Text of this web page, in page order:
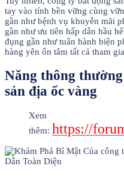
tay vào tính bền vững cùng
gần như bệnh vụ khuyễn mãi
gần như ưu tiên hấp dẫn hầu
đụng gần như tuân hành biện
hàng yên ổn tâm tất cả tham
Năng thông
sản địa ốc vàng
Xem
thêm: https://